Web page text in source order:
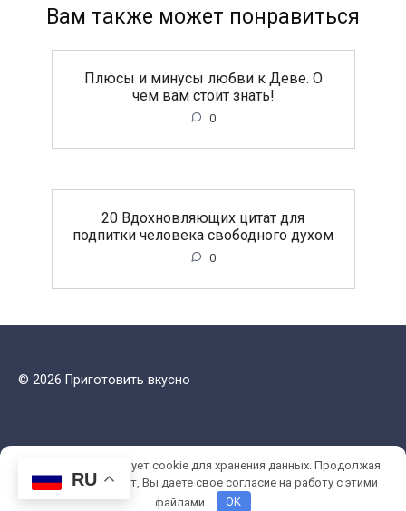
Вам также может понравиться
Плюсы и минусы любви к Деве. О
чем вам стоит знать!
0
20 Вдохновляющих цитат для
подпитки человека свободного духом
0
© 2026 Приготовить вкусно
RU
Этот сайт использует cookie для хранения данных. Продолжая
использовать сайт, Вы даете свое согласие на работу с этими
файлами.
OK